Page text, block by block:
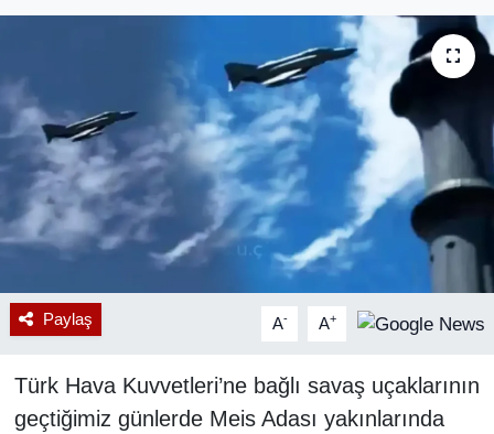
Paylaş A- A+
Türk Hava Kuvvetleri’ne bağlı savaş uçaklarının
geçtiğimiz günlerde Meis Adası yakınlarında